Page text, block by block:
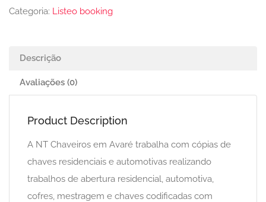
Categoria: Listeo booking
Descrição
Avaliações (0)
Product Description
A NT Chaveiros em Avaré trabalha com cópias de
chaves residenciais e automotivas realizando
trabalhos de abertura residencial, automotiva,
cofres, mestragem e chaves codificadas com